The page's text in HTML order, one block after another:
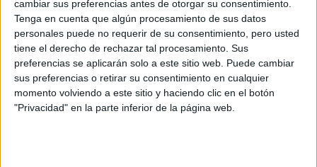
cambiar sus preferencias antes de otorgar su consentimiento.
Tenga en cuenta que algún procesamiento de sus datos
personales puede no requerir de su consentimiento, pero usted
tiene el derecho de rechazar tal procesamiento. Sus
preferencias se aplicarán solo a este sitio web. Puede cambiar
sus preferencias o retirar su consentimiento en cualquier
momento volviendo a este sitio y haciendo clic en el botón
"Privacidad" en la parte inferior de la página web.
Estudios nombrados en este post